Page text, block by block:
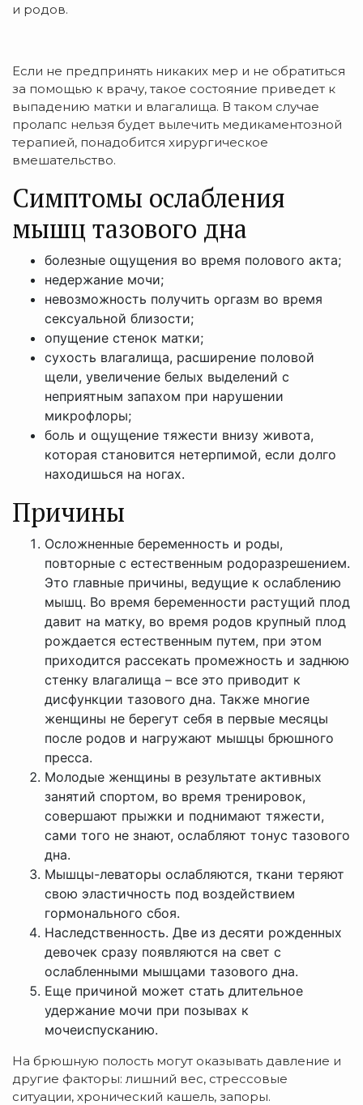
и родов.
Если не предпринять никаких мер и не обратиться
за помощью к врачу, такое состояние приведет к
выпадению матки и влагалища. В таком случае
пролапс нельзя будет вылечить медикаментозной
терапией, понадобится хирургическое
вмешательство.
Симптомы ослабления
мышц тазового дна
болезные ощущения во время полового акта;
недержание мочи;
невозможность получить оргазм во время
сексуальной близости;
опущение стенок матки;
сухость влагалища, расширение половой
щели, увеличение белых выделений с
неприятным запахом при нарушении
микрофлоры;
боль и ощущение тяжести внизу живота,
которая становится нетерпимой, если долго
находишься на ногах.
Причины
Осложненные беременность и роды,
повторные с естественным родоразрешением.
Это главные причины, ведущие к ослаблению
мышц. Во время беременности растущий плод
давит на матку, во время родов крупный плод
рождается естественным путем, при этом
приходится рассекать промежность и заднюю
стенку влагалища – все это приводит к
дисфункции тазового дна. Также многие
женщины не берегут себя в первые месяцы
после родов и нагружают мышцы брюшного
пресса.
Молодые женщины в результате активных
занятий спортом, во время тренировок,
совершают прыжки и поднимают тяжести,
сами того не знают, ослабляют тонус тазового
дна.
Мышцы-леваторы ослабляются, ткани теряют
свою эластичность под воздействием
гормонального сбоя.
Наследственность. Две из десяти рожденных
девочек сразу появляются на свет с
ослабленными мышцами тазового дна.
Еще причиной может стать длительное
удержание мочи при позывах к
мочеиспусканию.
На брюшную полость могут оказывать давление и
другие факторы: лишний вес, стрессовые
ситуации, хронический кашель, запоры.